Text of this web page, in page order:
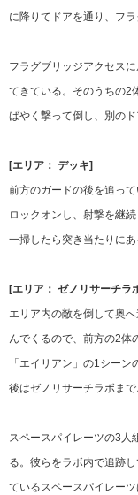
に降りてドアを通り、フ
フラグブリッジアクセス
てきている。そのうちの2
ばやく撃って倒し、別のド
[エリア： デッキ]
前方のガードの後を追っ
ロックオンし、射撃を継
一掃したら突き当たりにあ
[エリア： ゼノリサーチラ
エリア内の敵を倒して奥
んでくるので、前方の2体
「エイリアン」の1シーン
後はゼノリサーチラボまで
スペースパイレーツの3人
る。彼らをラボ内で追跡
ているスペースパイレー